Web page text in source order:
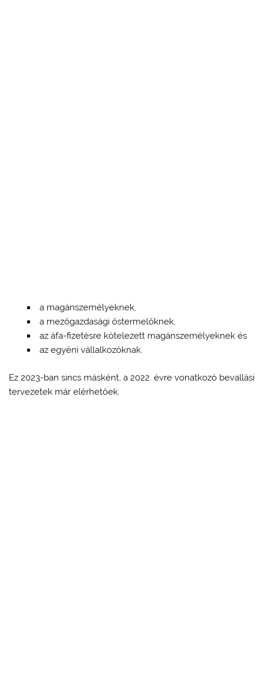
a magánszemélyeknek,
a mezőgazdasági őstermelőknek,
az áfa-fizetésre kötelezett magánszemélyeknek és
az egyéni vállalkozóknak.
Ez 2023-ban sincs másként, a 2022. évre vonatkozó bevallási
tervezetek már elérhetőek.